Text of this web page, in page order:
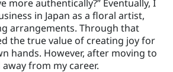
more authentically?” Eventually, I
in Japan as a floral artist,
arrangements. Through that
the true value of creating joy for
hands. However, after moving to
from my career.